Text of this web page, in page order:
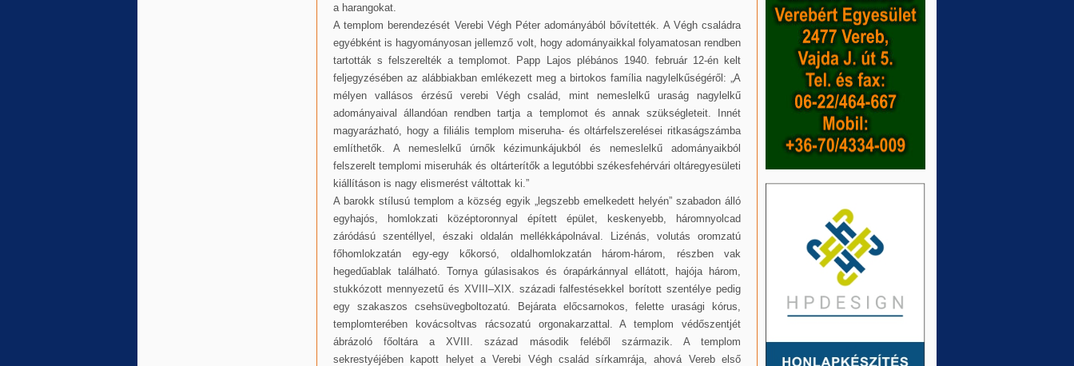
a harangokat.
A templom berendezését Verebi Végh Péter adományából bővítették. A Végh családra
egyébként is hagyományosan jellemző volt, hogy adományaikkal folyamatosan rendben
tartották s felszerelték a templomot. Papp Lajos plébános 1940. február 12-én kelt
feljegyzésében az alábbiakban emlékezett meg a birtokos família nagylelkűségéről: „A
mélyen vallásos érzésű verebi Végh család, mint nemeslelkű uraság nagylelkű
adományaival állandóan rendben tartja a templomot és annak szükségleteit. Innét
magyarázható, hogy a filiális templom miseruha- és oltárfelszerelései ritkaságszámba
említhetők. A nemeslelkű úrnők kézimunkájukból és nemeslelkű adományaikból
felszerelt templomi miseruhák és oltárterítők a legutóbbi székesfehérvári oltáregyesületi
kiállításon is nagy elismerést váltottak ki.”
A barokk stílusú templom a község egyik „legszebb emelkedett helyén” szabadon álló
egyhajós, homlokzati középtoronnyal épített épület, keskenyebb, háromnyolcad
záródású szentéllyel, északi oldalán mellékkápolnával. Lizénás, volutás oromzatú
főhomlokzatán egy-egy kőkorsó, oldalhomlokzatán három-három, részben vak
hegedűablak található. Tornya gúlasisakos és órapárkánnyal ellátott, hajója három,
stukkózott mennyezetű és XVIII–XIX. századi falfestésekkel borított szentélye pedig
egy szakaszos csehsüvegboltozatú. Bejárata előcsarnokos, felette urasági kórus,
templomterében kovácsoltvas rácsozatú orgonakarzattal. A templom védőszentjét
ábrázoló főoltára a XVIII. század második feléből származik. A templom
sekrestyéjében kapott helyet a Verebi Végh család sírkamrája, ahová Vereb első